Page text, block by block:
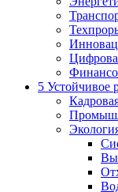
5 Устойчивое